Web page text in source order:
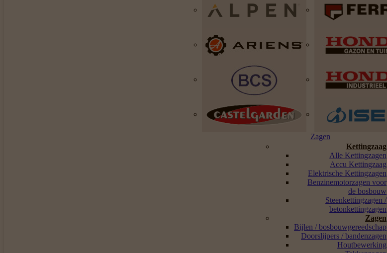
Zagen
Kettingzaag
Alle Kettingzagen
Accu Kettingzaag
Elektrische Kettingzagen
Benzinemotorzagen voor
de bosbouw
Steenkettingzagen /
betonkettingzagen
Zagen
Bijlen / bosbouwgereedschap
Doorslijpers / bandenzagen
Houtbewerking